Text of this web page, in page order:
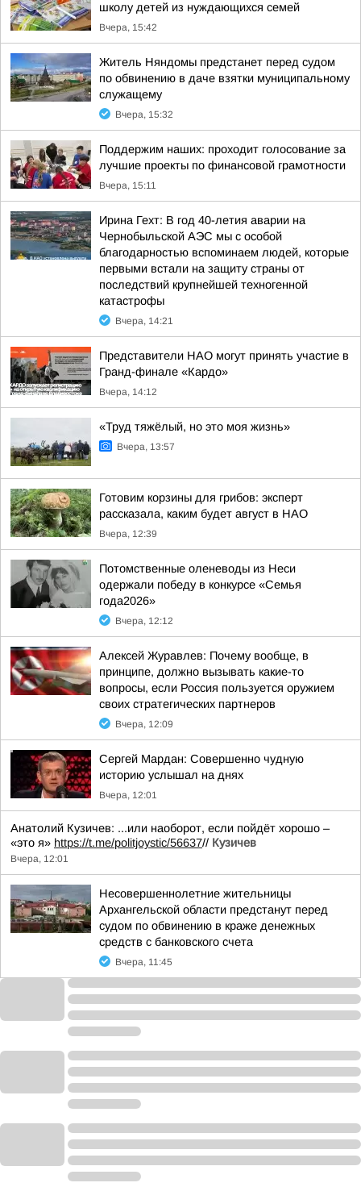
школу детей из нуждающихся семей
Вчера, 15:42
Житель Няндомы предстанет перед судом
по обвинению в даче взятки муниципальному
служащему
Вчера, 15:32
Поддержим наших: проходит голосование за
лучшие проекты по финансовой грамотности
Вчера, 15:11
Ирина Гехт: В год 40-летия аварии на
Чернобыльской АЭС мы с особой
благодарностью вспоминаем людей, которые
первыми встали на защиту страны от
последствий крупнейшей техногенной
катастрофы
Вчера, 14:21
Представители НАО могут принять участие в
Гранд-финале «Кардо»
Вчера, 14:12
«Труд тяжёлый, но это моя жизнь»
Вчера, 13:57
Готовим корзины для грибов: эксперт
рассказала, каким будет август в НАО
Вчера, 12:39
Потомственные оленеводы из Неси
одержали победу в конкурсе «Семья
года2026»
Вчера, 12:12
Алексей Журавлев: Почему вообще, в
принципе, должно вызывать какие-то
вопросы, если Россия пользуется оружием
своих стратегических партнеров
Вчера, 12:09
Сергей Мардан: Совершенно чудную
историю услышал на днях
Вчера, 12:01
Анатолий Кузичев: ...или наоборот, если пойдёт хорошо –
«это я» https://t.me/politjoystic/56637// Кузичев
Вчера, 12:01
Несовершеннолетние жительницы
Архангельской области предстанут перед
судом по обвинению в краже денежных
средств с банковского счета
Вчера, 11:45